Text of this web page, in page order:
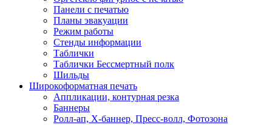
Панели с печатью
Планы эвакуации
Режим работы
Стенды информации
Таблички
Таблички Бессмертный полк
Шильды
Широкоформатная печать
Аппликации, контурная резка
Баннеры
Ролл-ап, X-баннер, Пресс-волл, Фотозона